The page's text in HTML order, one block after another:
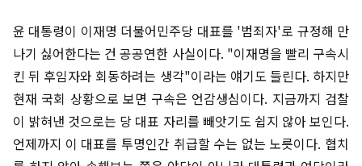
윤 대통령이 이재명 더불어민주당 대표를 '범죄자'로 규정해 만
나기 싫어한다는 건 공공연한 사실이다. "이재명을 빨리 구속시
킨 뒤 후임자와 회동하려는 생각"이라는 얘기도 들린다. 하지만
현재 국회 상황으로 보면 구속은 언감생심이다. 지금까지 검찰
이 밝혀낸 것으로는 당 대표 자리를 빼앗기도 쉽지 않아 보인다.
언제까지 이 대표를 투명인간 취급할 수는 없는 노릇이다. 협치